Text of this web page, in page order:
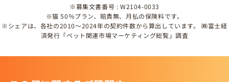
※募集文書番号 : W2104-0033
※猫 50％プラン、賠責無、月払の保険料です。
※シェアは、各社の2010～2024年の契約件数から算出しています。 ㈱富士経
済発行「ペット関連市場マーケティング総覧」調査